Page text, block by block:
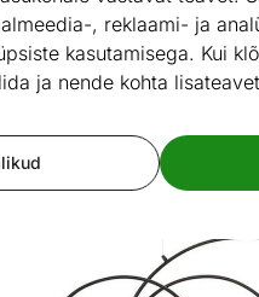
, reklaami- ja
kasutamisega. Kui
ja nende kohta